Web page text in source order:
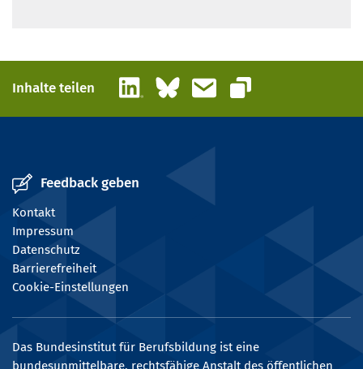
Inhalte teilen LinkedInBlueskyE-Mail
Link kopieren
Feedback geben
Kontakt
Impressum
Datenschutz
Barrierefreiheit
Cookie-Einstellungen
Das Bundesinstitut für Berufsbildung ist eine
bundesunmittelbare, rechtsfähige Anstalt des öffentlichen